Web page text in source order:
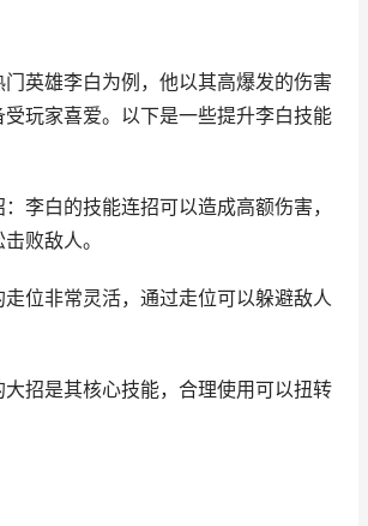
英雄李白为例，他以其高爆发的伤害
玩家喜爱。以下是一些提升李白技能
李白的技能连招可以造成高额伤害，
败敌人。
位非常灵活，通过走位可以躲避敌人
招是其核心技能，合理使用可以扭转